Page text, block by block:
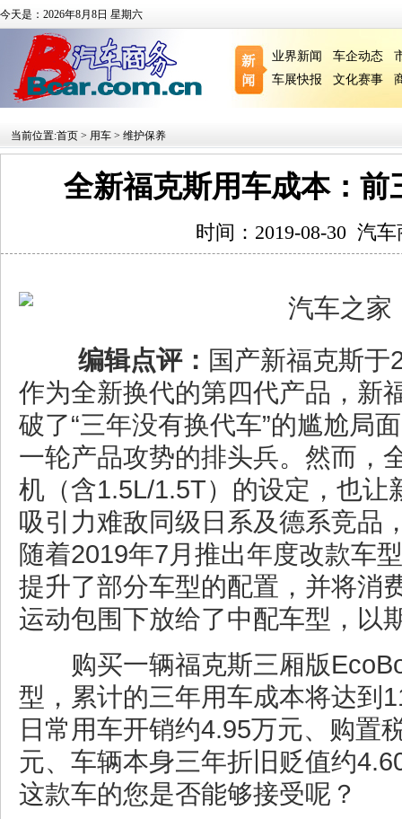
今天是：2026年8月8日 星期六
业界新闻 车企动态
车展快报
文化赛事
当前位置:首页 > 用车 > 维护保养
全新福克斯用车成本：前
时间：2019-08-30 汽车
编辑点评： 国产新福克斯于
作为全新换代的第四代产品，新
破了“三年没有换代车”的尴尬局
一轮产品攻势的排头兵。然而，
机（含1.5L/1.5T）的设定，也让
吸引力难敌同级日系及德系竞品
随着2019年7月推出年度改款车
提升了部分车型的配置，并将消
运动包围下放给了中配车型，以
购买一辆福克斯三厢版
型，累计的三年用车成本将达到
日常用车开销约4.95万元、购置
元、车辆本身三年折旧贬值约
这款车的您是否能够接受呢？